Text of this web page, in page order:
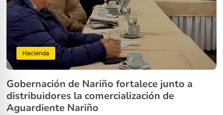
Hacienda
Gobernación de Nariño fortalece junto a
distribuidores la comercialización de
Aguardiente Nariño